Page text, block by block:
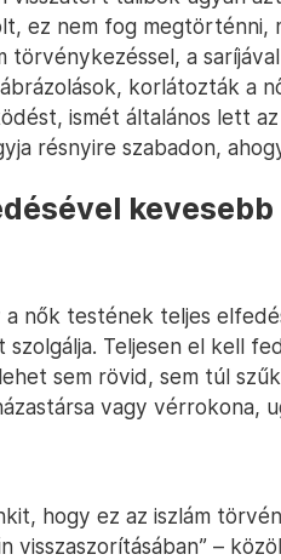
ez nem fog megtörténni,
a
korlátozták a
ismét általános lett
résnyire szabadon,
kevesebb
nők testének teljes
Teljesen el kell
sem rövid, sem túl
vagy vérrokona,
hogy ez az iszlám
visszaszorításában” –